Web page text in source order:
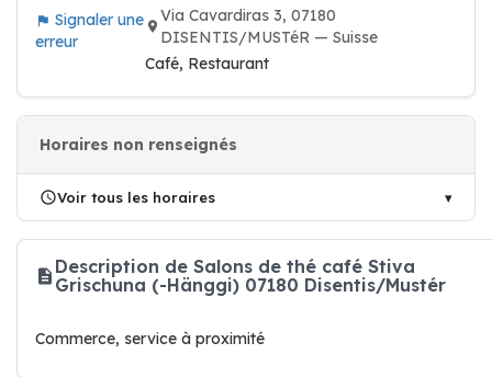
Signaler une
erreur
Via Cavardiras 3, 07180
DISENTIS/MUSTéR — Suisse
Café, Restaurant
Horaires non renseignés
Voir tous les horaires
Description de Salons de thé café Stiva
Grischuna (-Hänggi) 07180 Disentis/Mustér
Commerce, service à proximité